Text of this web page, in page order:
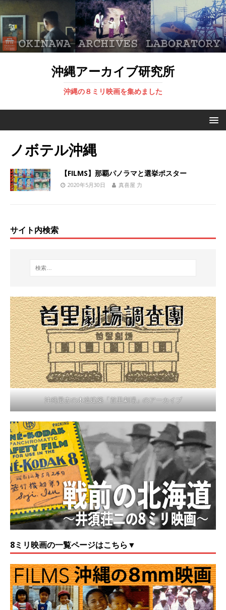
沖縄アーカイブ研究所
沖縄の８ミリ映画を集めました
ノボテル沖縄
【FILMS】那覇パノラマと選挙ポスター
2020年5月30日 真喜屋 力
サイト内検索
沖縄最古の木造建築「首里劇場」のアーカイブ
8ミリ映画の一覧ページはこちら▼